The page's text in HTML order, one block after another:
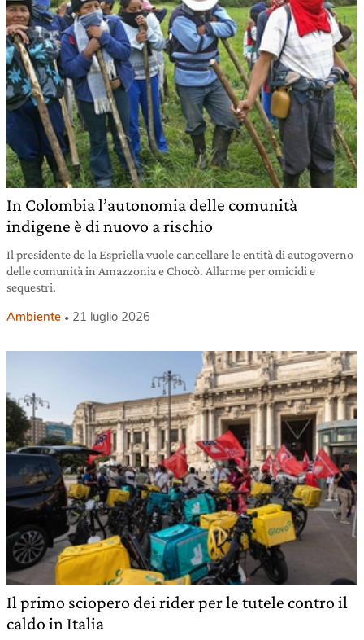
In Colombia l’autonomia delle comunità
indigene è di nuovo a rischio
Il presidente de la Espriella vuole cancellare le entità di autogoverno
delle comunità in Amazzonia e Chocò. Allarme per omicidi e
sequestri.
Ambiente 21 luglio 2026
Il primo sciopero dei rider per le tutele contro il
caldo in Italia